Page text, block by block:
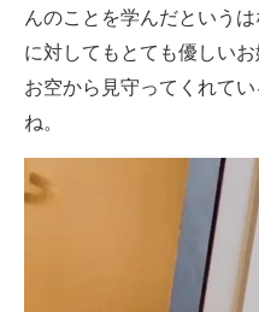
んのことを学んだという
に対してもとても優しい
お空から見守ってくれて
ね。